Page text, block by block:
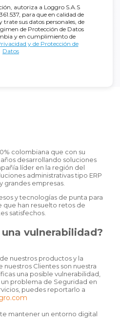
autoriza a Loggro S.A.S
para que en calidad de
trate sus datos personales, de
de Protección de Datos
y en cumplimiento de
y de Protección de
Datos
colombiana que con su
desarrollando soluciones
líder en la región del
administrativas tipo ERP
grandes empresas.
y tecnologías de punta para
que han resuelto retos de
satisfechos.
vulnerabilidad?
nuestros productos y la
Clientes son nuestra
una posible vulnerabilidad,
problema de Seguridad en
puedes reportarlo a
mantener un entorno digital